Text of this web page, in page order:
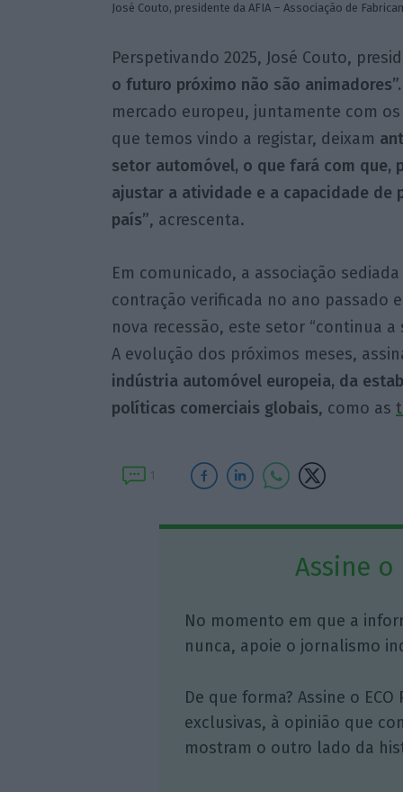
José Couto, presidente da AFIA – Associação de
Perspetivando 2025, José Couto,
o futuro próximo não são animadores”.
mercado europeu, juntamente com
que temos vindo a registar, deixam
setor automóvel, o que fará com que,
ajustar a atividade e a capacidade de
país”, acrescenta.
Em comunicado, a associação
contração verificada no ano passado
nova recessão, este setor “continua
A evolução dos próximos meses,
indústria automóvel europeia, da
políticas comerciais globais, como as
1
Assine o
No momento em que a
nunca, apoie o jornalismo
De que forma? Assine o
exclusivas, à opinião que
mostram o outro lado da